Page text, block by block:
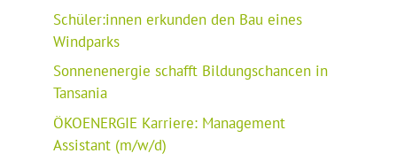
Schüler:innen erkunden den Bau eines
Windparks
Sonnenenergie schafft Bildungschancen in
Tansania
ÖKOENERGIE Karriere: Management
Assistant (m/w/d)